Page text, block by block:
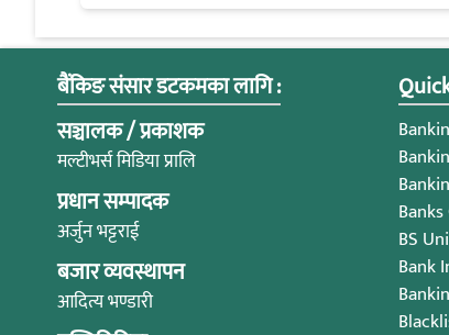
बैंकिङ संसार डटकमका लागि :
सञ्चालक / प्रकाशक
मल्टीभर्स मिडिया प्रालि
प्रधान सम्पादक
अर्जुन भट्टराई
बजार व्यवस्थापन
आदित्य भण्डारी
BS
Bank